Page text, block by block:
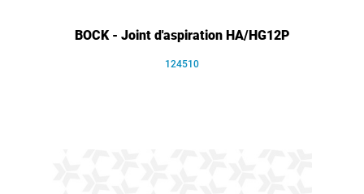
BOCK - Joint d'aspiration HA/HG12P
124510